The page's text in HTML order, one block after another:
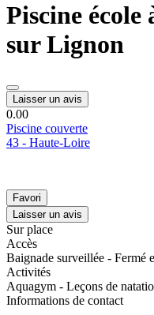
Piscine
sur Lignon
Laisser un avis
0.00
Piscine couverte
43 - Haute-Loire
Favori
Laisser un avis
Sur place
Accès
Baignade surveillée - Fermé
Activités
Aquagym - Leçons de
Informations de contact